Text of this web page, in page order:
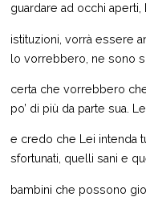
guardare ad occhi
istituzioni, vorrà essere
lo vorrebbero, ne sono
certa che vorrebbero
po’ di più da parte sua.
e credo che Lei intenda
sfortunati, quelli sani e
bambini che possono